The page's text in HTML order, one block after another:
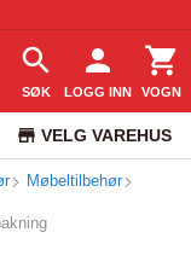
SØK LOGG INN VOGN
VELG VAREHUS
KUNDESERVICE
Møbeltilbehør